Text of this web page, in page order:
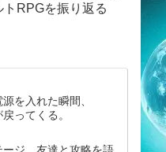
トRPGを振り返る
を入れた瞬間、
ってくる。